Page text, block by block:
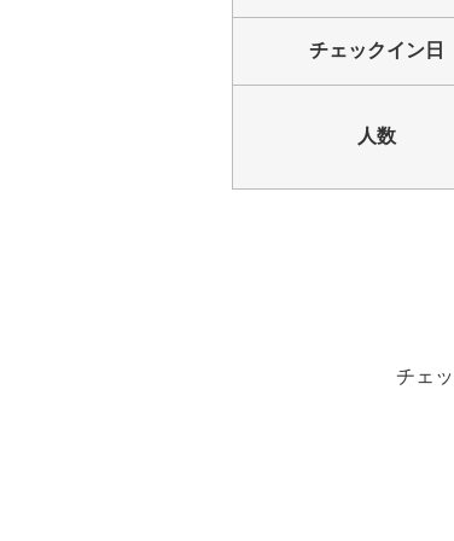
チェックイン日
人数
チェ